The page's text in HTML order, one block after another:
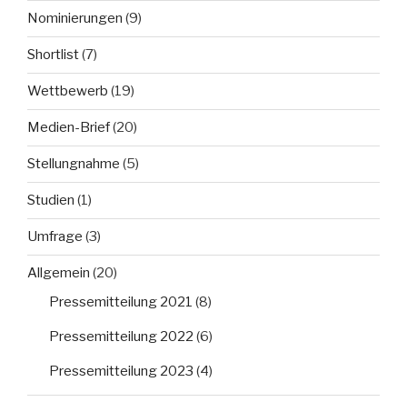
Nominierungen (9)
Shortlist(7)
Wettbewerb (19)
Medien-Brief(20)
Stellungnahme (5)
Studien (1)
Umfrage (3)
Allgemein (20)
Pressemitteilung 2021 (8)
Pressemitteilung 2022 (6)
Pressemitteilung 2023 (4)